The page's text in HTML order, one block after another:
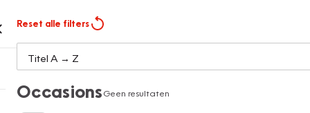
Reset alle filters
OccasionsGeen resultaten